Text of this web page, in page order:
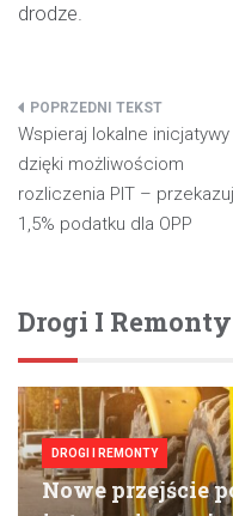
drodze.
Nawigacja
wpisu
Wspieraj lokalne inicjatywy
dzięki możliwościom
rozliczenia PIT – przekazuj
1,5% podatku dla OPP
Drogi I Remonty
DROGI I REMONTY
Nowe przejście